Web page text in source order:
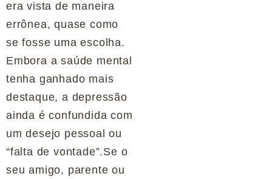
era vista de maneira
errônea, quase como
se fosse uma escolha.
Embora a saúde mental
tenha ganhado mais
destaque, a depressão
ainda é confundida com
um desejo pessoal ou
“falta de vontade”.Se o
seu amigo, parente ou